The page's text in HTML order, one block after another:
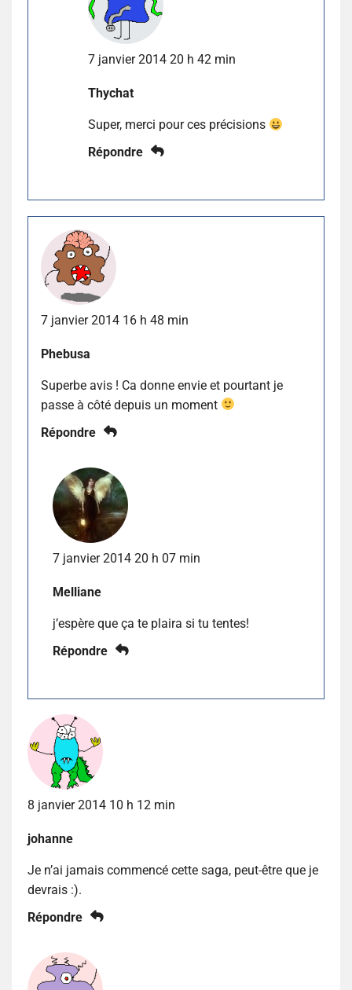
7 janvier 2014 20 h 42 min
Thychat
Super, merci pour ces précisions
Répondre
7 janvier 2014 16 h 48 min
Phebusa
Superbe avis ! Ca donne envie et pourtant je
passe à côté depuis un moment
Répondre
7 janvier 2014 20 h 07 min
Melliane
j’espère que ça te plaira si tu tentes!
Répondre
8 janvier 2014 10 h 12 min
johanne
Je n’ai jamais commencé cette saga, peut-être que je
devrais :).
Répondre